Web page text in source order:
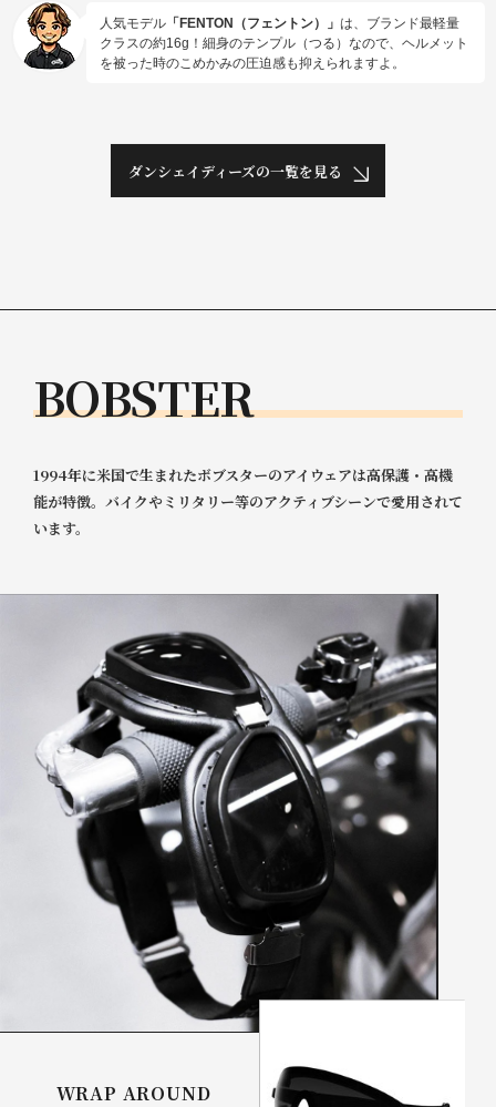
人気モデル 「FENTON（フェントン）」 は、ブランド最軽量
クラスの約16g！細身のテンプル（つる）なので、ヘルメット
を被った時のこめかみの圧迫感も抑えられますよ。
ダンシェイディーズの一覧を見る
BOBSTER
1994年に米国で生まれたボブスターのアイウェアは高保護・高機
能が特徴。バイクやミリタリー等のアクティブシーンで愛用されて
います。
WRAP AROUND